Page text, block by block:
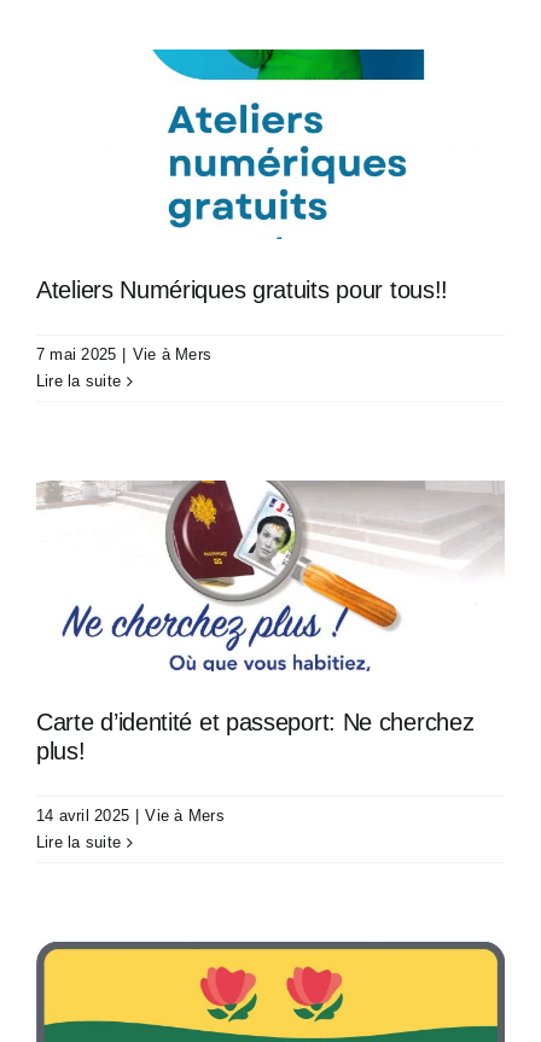
Ateliers Numériques gratuits pour tous!!
7 mai 2025
Vie à Mers
Lire la suite
Carte d’identité et passeport: Ne cherchez
plus!
14 avril 2025
Vie à Mers
Lire la suite